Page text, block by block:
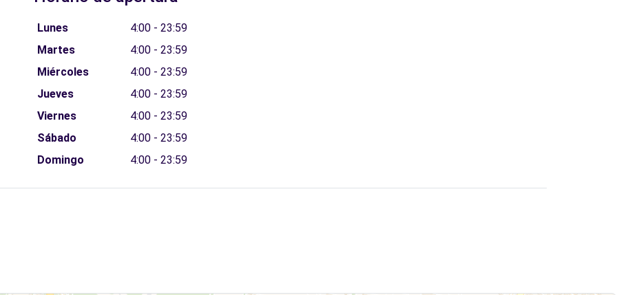
Lunes
4:00 - 23:59
Martes
4:00 - 23:59
Miércoles
4:00 - 23:59
Jueves
4:00 - 23:59
Viernes
4:00 - 23:59
Sábado
4:00 - 23:59
Domingo
4:00 - 23:59